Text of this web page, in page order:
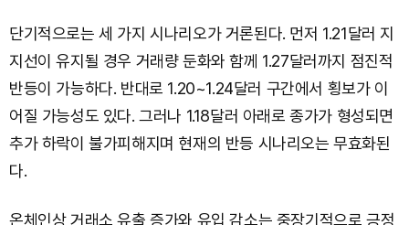
단기적으로는 세 가지 시나리오가 거론된다. 먼저 1.21달러 지
지선이 유지될 경우 거래량 둔화와 함께 1.27달러까지 점진적
반등이 가능하다. 반대로 1.20~1.24달러 구간에서 횡보가 이
어질 가능성도 있다. 그러나 1.18달러 아래로 종가가 형성되면
추가 하락이 불가피해지며 현재의 반등 시나리오는 무효화된
다.
온체인상 거래소 유출 증가와 유입 감소는 중장기적으로 긍정